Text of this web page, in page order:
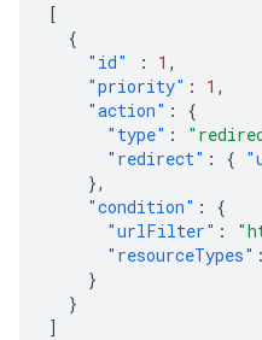
[
{
"id"
: 1 ,
"priority" : 1 ,
"action" :
{
"type" :
"redirect" : {
},
"condition" :
{
"urlFilter" :
"resourceTypes" :
}
}
]